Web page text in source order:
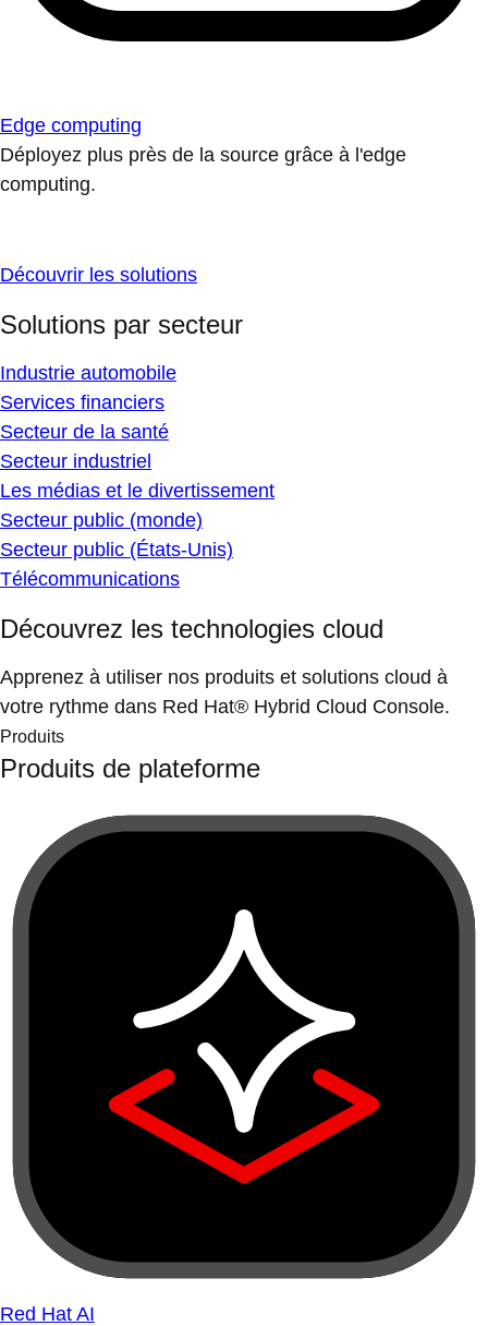
Edge computing
Déployez plus près de la source grâce à l'edge
computing.
Découvrir les solutions
Solutions par secteur
Industrie automobile
Services financiers
Secteur de la santé
Secteur industriel
Les médias et le divertissement
Secteur public (monde)
Secteur public (États-Unis)
Télécommunications
Découvrez les technologies cloud
Apprenez à utiliser nos produits et solutions cloud à
votre rythme dans Red Hat® Hybrid Cloud Console.
Produits
Produits de plateforme
Red Hat AI